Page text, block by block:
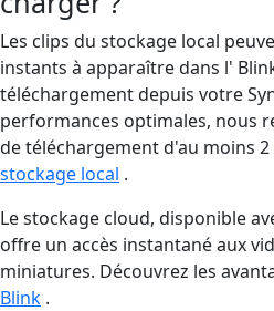
Les clips du stockage local
instants à apparaître dans l'
téléchargement depuis votre
performances optimales, nous
de téléchargement d'au moins
stockage local .
Le stockage cloud, disponible
offre un accès instantané aux
miniatures. Découvrez les
Blink .